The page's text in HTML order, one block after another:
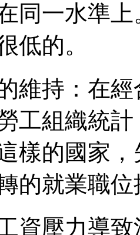
同一水準
低的。
維持：在
工組織統
樣的國家
的就業職
資壓力導